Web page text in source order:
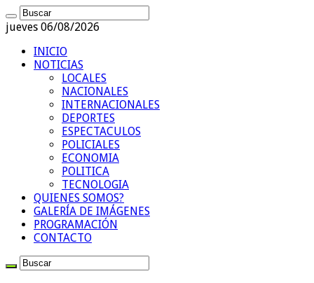
jueves 06/08/2026
INICIO
NOTICIAS
LOCALES
NACIONALES
INTERNACIONALES
DEPORTES
ESPECTACULOS
POLICIALES
ECONOMIA
POLITICA
TECNOLOGIA
QUIENES SOMOS?
GALERÍA DE IMÁGENES
PROGRAMACIÓN
CONTACTO